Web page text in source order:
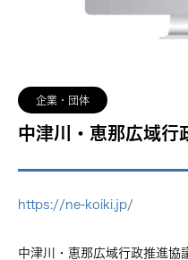
企業・団体
中津川・恵那広域行
https://ne-koiki.jp/
中津川・恵那広域行政推進協